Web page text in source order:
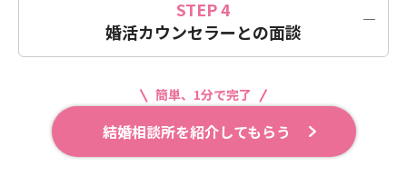
る理由とともに面談日時をメールでご案内いたします。
STEP 4
婚活カウンセラーとの面談
ご案内した日時で婚活カウンセラーとの面談をお願いしま
ラーとの相性を確かめましょう。もし相性が合わないと感じ
られた場合は、改めて別のカウンセラーをご紹介させていた
だきます。
簡単、1分で完了
結婚相談所を紹介してもらう